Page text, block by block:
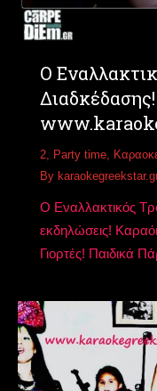
Ο
Διαδκέδασης!
2, Party time,
By
Ο Εναλλακτικός
εκδηλώσεις!
Γιορτές! Παιδικά